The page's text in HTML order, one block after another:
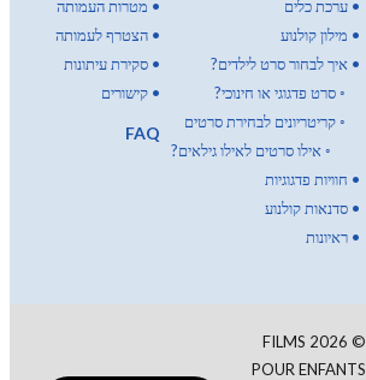
• ערכת כלים
• מילון קולנוע
• איך לבחור סרט לילדים?
◦סרט פדגוגי או חינוכי?
◦קריטריונים לבחירת סרטים
◦אילו סרטים לאילו גילאים?
• חוויות פדגוגיות
• סדנאות קולנוע
• ראיונות
• מטרות העמותה
•הצטרף לעמותה
•סקירת עיתונות
•קישורים
FAQ
©
2026
FILMS
POUR ENFANTS